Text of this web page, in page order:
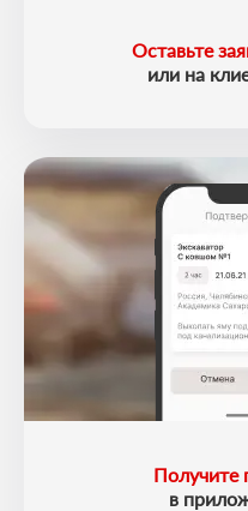
Оставьте
или на
Получите
в